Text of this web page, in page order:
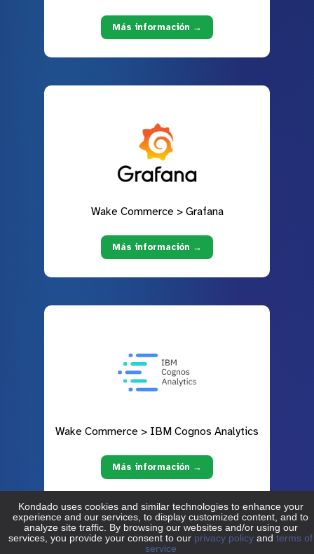
Más información →
Wake Commerce > Grafana
Más información →
Wake Commerce > IBM Cognos Analytics
Más información →